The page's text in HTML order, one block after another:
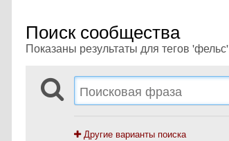
Поиск сообщества
Показаны результаты для тегов
Другие варианты поиска